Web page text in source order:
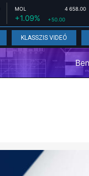
MOL 4 658.00
+1.09% +50.00
KLASSZIS VIDEÓ